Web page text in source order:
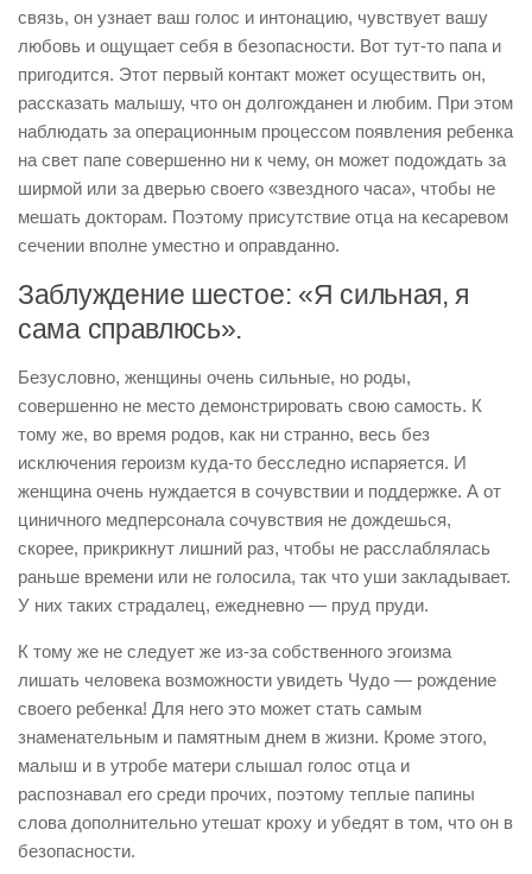
связь, он узнает ваш голос и интонацию, чувствует вашу
любовь и ощущает себя в безопасности. Вот тут-то папа и
пригодится. Этот первый контакт может осуществить он,
рассказать малышу, что он долгожданен и любим. При этом
наблюдать за операционным процессом появления ребенка
на свет папе совершенно ни к чему, он может подождать за
ширмой или за дверью своего «звездного часа», чтобы не
мешать докторам. Поэтому присутствие отца на кесаревом
сечении вполне уместно и оправданно.
Заблуждение шестое: «Я сильная, я
сама справлюсь».
Безусловно, женщины очень сильные, но роды,
совершенно не место демонстрировать свою самость. К
тому же, во время родов, как ни странно, весь без
исключения героизм куда-то бесследно испаряется. И
женщина очень нуждается в сочувствии и поддержке. А от
циничного медперсонала сочувствия не дождешься,
скорее, прикрикнут лишний раз, чтобы не расслаблялась
раньше времени или не голосила, так что уши закладывает.
У них таких страдалец, ежедневно — пруд пруди.
К тому же не следует же из-за собственного эгоизма
лишать человека возможности увидеть Чудо — рождение
своего ребенка! Для него это может стать самым
знаменательным и памятным днем в жизни. Кроме этого,
малыш и в утробе матери слышал голос отца и
распознавал его среди прочих, поэтому теплые папины
слова дополнительно утешат кроху и убедят в том, что он в
безопасности.